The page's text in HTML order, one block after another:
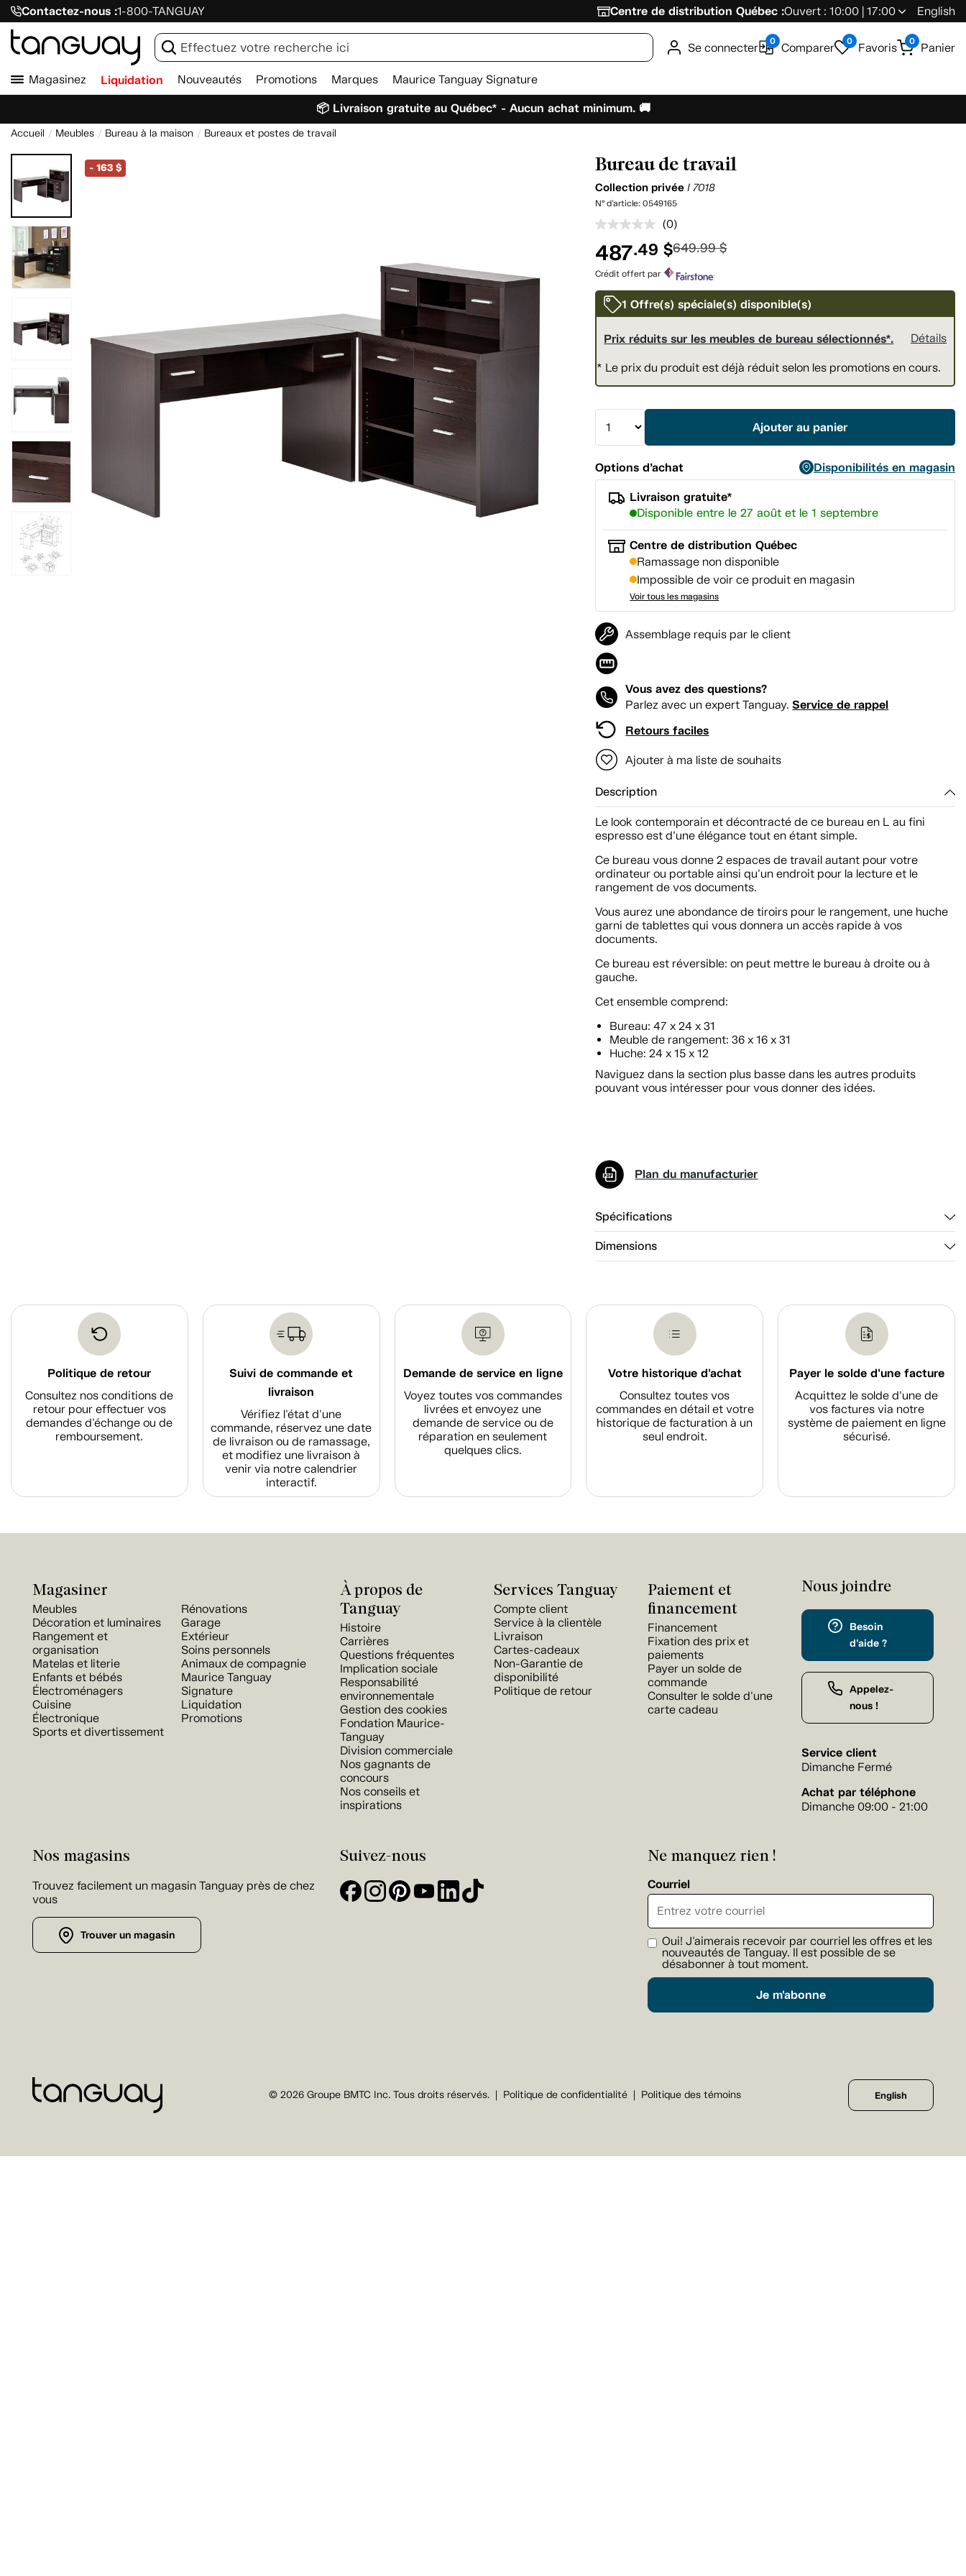
Contactez-nous :1-800-TANGUAY Centre de distribution Québec :Ouvert : 10:00 | 17:00 English
Se connecter 0 Comparer 0 Favoris 0 Panier
Magasinez Liquidation Nouveautés Promotions Marques Maurice Tanguay Signature
📦 Livraison gratuite au Québec* - Aucun achat minimum. 🚚
Accueil Meubles Bureau à la maison Bureaux et postes de travail
-163 $ Bureau de travail
Collection privéeI 7018
N° d'article:0549165
Aucune
cote
pour
produit.
vers
la
même
page.
(0)
487.49 $649.99 $
Crédit offert par
1 Offre(s) spéciale(s) disponible(s)
Prix réduits sur les meubles de bureau sélectionnés*. Détails
* Le prix du produit est déjà réduit selon les promotions en cours.
Ajouter au panier
Options d’achat
Disponibilités en magasin
Livraison gratuite*
Disponible entre le 27 août et le 1 septembre
Centre de distribution Québec
Ramassage non disponible
Impossible de voir ce produit en magasin
Voir tous les magasins
Assemblage requis par le client
Vous avez des questions?
Parlez avec un expert Tanguay.Service de rappel
Retours faciles
Ajouter à ma liste de souhaits
Description
Le look contemporain et décontracté de ce bureau en L au fini
espresso est d’une élégance tout en étant simple.
Ce bureau vous donne 2 espaces de travail autant pour votre
ordinateur ou portable ainsi qu'un endroit pour la lecture et le
rangement de vos documents.
Vous aurez une abondance de tiroirs pour le rangement, une huche
garni de tablettes qui vous donnera un accès rapide à vos
documents.
Ce bureau est réversible: on peut mettre le bureau à droite ou à
gauche.
Cet ensemble comprend:
Bureau: 47 x 24 x 31
Meuble de rangement: 36 x 16 x 31
Huche: 24 x 15 x 12
Naviguez dans la section plus basse dans les autres produits
pouvant vous intéresser pour vous donner des idées.
Plan du manufacturier
Spécifications
Dimensions
Politique de retour
Consultez nos conditions de
retour pour effectuer vos
demandes d'échange ou de
remboursement.
Suivi de commande et
livraison
Vérifiez l'état d'une
commande, réservez une date
de livraison ou de ramassage,
et modifiez une livraison à
venir via notre calendrier
interactif.
Demande de service en ligne
Voyez toutes vos commandes
livrées et envoyez une
demande de service ou de
réparation en seulement
quelques clics.
Votre historique d'achat
Consultez toutes vos
commandes en détail et votre
historique de facturation à un
seul endroit.
Payer le solde d'une facture
Acquittez le solde d’une de
vos factures via notre
système de paiement en ligne
sécurisé.
Magasiner
Meubles
Décoration et luminaires
Rangement et
organisation
Matelas et literie
Enfants et bébés
Électroménagers
Cuisine
Électronique
Sports et divertissement
Rénovations
Garage
Extérieur
Soins personnels
Animaux de compagnie
Maurice Tanguay
Signature
Liquidation
Promotions
À propos de
Tanguay
Histoire
Carrières
Questions fréquentes
Implication sociale
Responsabilité
environnementale
Gestion des cookies
Fondation Maurice-
Tanguay
Division commerciale
Nos gagnants de
concours
Nos conseils et
inspirations
Services Tanguay
Compte client
Service à la clientèle
Livraison
Cartes-cadeaux
Non-Garantie de
disponibilité
Politique de retour
Paiement et
financement
Financement
Fixation des prix et
paiements
Payer un solde de
commande
Consulter le solde d'une
carte cadeau
Nous joindre
Besoin
d'aide ?
Appelez-
nous !
Service client
Dimanche Fermé
Achat par téléphone
Dimanche 09:00 - 21:00
Nos magasins
Trouvez facilement un magasin Tanguay près de chez
vous
Trouver un magasin
Suivez-nous Ne manquez rien !
Courriel
Oui! J'aimerais recevoir par courriel les offres et les
nouveautés de Tanguay. Il est possible de se
désabonner à tout moment.
Je m'abonne
© 2026 Groupe BMTC Inc. Tous droits réservés. Politique de confidentialité Politique des témoins English